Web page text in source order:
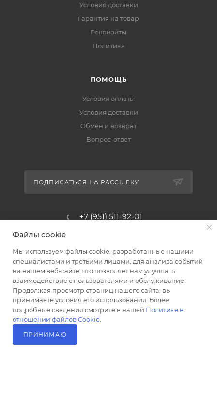
Условия доставки
Гарантия на товар
Реквизиты
Политика
ПОМОЩЬ
Условия оплаты
Условия доставки
Обмен и возврат
Вопрос-ответ
ПОДПИСАТЬСЯ НА РАССЫЛКУ
+7 (951) 511-92-01
Магазин-склад ТЦ "Альтус"
Ростовская обл, Аксайский р-н,
пос. Янтарный, Малое Зеленое
Кольцо, 3, ТЦ "Альтус" 1 этаж
Показать на карте
Файлы cookie
Мы используем файлы cookie, разработанные нашими
специалистами и третьими лицами, для анализа событий
на нашем веб-сайте, что позволяет нам улучшать
взаимодействие с пользователями и обслуживание.
Продолжая просмотр страниц нашего сайта, вы
принимаете условия его использования. Более
подробные сведения смотрите в нашей Политике в
отношении файлов Cookie
ПРИНИМАЮ